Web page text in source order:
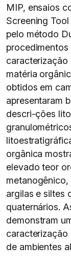
MIP, ensaios
Screening
pelo método
caracterização
matéria
obtidos em
apresentaram
descri-ções
orgânica
elevado teor
argilas e siltes
quaternários.
demonstram
de ambientes